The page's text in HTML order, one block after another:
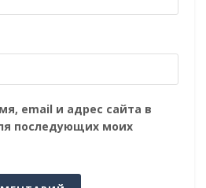
email и адрес сайта в
последующих моих